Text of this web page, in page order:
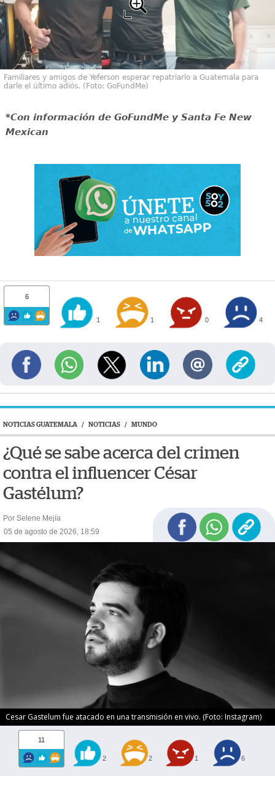
Familiares y amigos de Yeferson esperar repatriarlo a Guatemala para
darle el último adiós. (Foto: GoFundMe)
*Con información de GoFundMe y Santa Fe New
Mexican
6
1 1 0 4
NOTICIAS GUATEMALA / NOTICIAS / MUNDO
¿Qué se sabe acerca del crimen
contra el influencer César
Gastélum?
Por Selene Mejía
05 de agosto de 2026, 18:59
Cesar Gastelum fue atacado en una transmisión en vivo. (Foto: Instagram)
11
2 2 1 6